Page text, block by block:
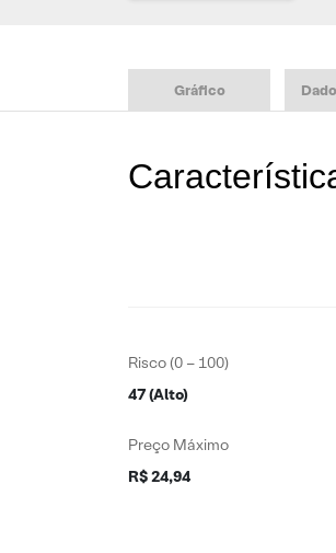
Gráfico
Risco (0 – 100)
47 (Alto)
Preço Máximo
R$ 24,94